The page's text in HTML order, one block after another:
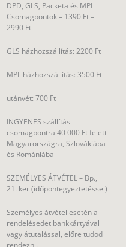
DPD, GLS, Packeta és MPL
Csomagpontok – 1390 Ft –
2990 Ft
GLS házhozszállítás: 2200 Ft
MPL házhozszállítás: 3500 Ft
utánvét: 700 Ft
INGYENES szállítás
csomagpontra 40 000 Ft felett
Magyarországra, Szlovákiába
és Romániába
SZEMÉLYES ÁTVÉTEL – Bp.,
21. ker (időpontegyeztetéssel)
Személyes átvétel esetén a
rendelésedet bankkártyával
vagy átutalással, előre tudod